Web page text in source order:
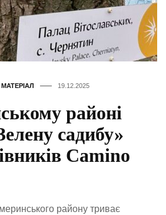
19.12.2025
районі
садибу»
Camino
району триває